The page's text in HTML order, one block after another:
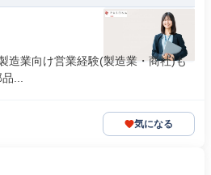
造業向け営業経験(製造業・商社)も
...
気になる